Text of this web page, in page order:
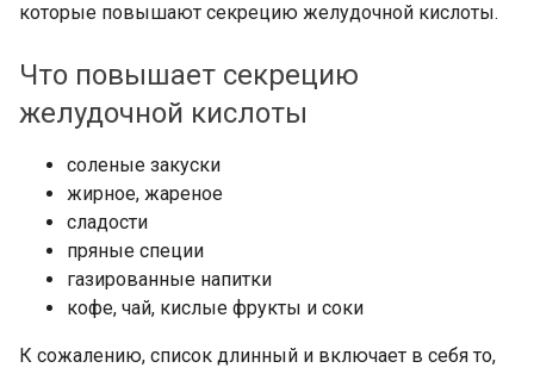
которые повышают секрецию желудочной кислоты.
Что повышает секрецию
желудочной кислоты
соленые закуски
жирное, жареное
сладости
пряные специи
газированные напитки
кофе, чай, кислые фрукты и соки
К сожалению, список длинный и включает в себя то,